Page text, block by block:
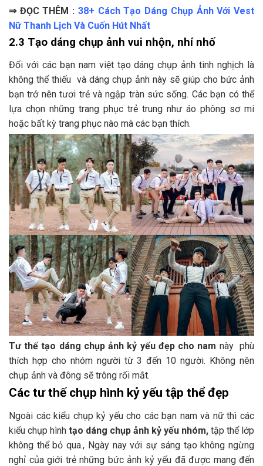
⇒ ĐỌC THÊM : 38+ Cách Tạo Dáng Chụp Ảnh Với Vest
Nữ Thanh Lịch Và Cuốn Hút Nhất
2.3 Tạo dáng chụp ảnh vui nhộn, nhí nhố
Đối với các bạn nam việt tạo dáng chụp ảnh tinh nghịch là
không thể thiếu và dáng chụp ảnh này sẽ giúp cho bức ảnh
bạn trở nên tươi trẻ và ngập tràn sức sống. Các bạn có thể
lựa chọn những trang phục trẻ trung như áo phông sơ mi
hoặc bất kỳ trang phục nào mà các bạn thích.
Tư thế tạo dáng chụp ảnh kỷ yếu đẹp cho nam này phù
thích hợp cho nhóm người từ 3 đến 10 người. Không nên
chụp ảnh và đông sẽ trông rối mắt.
Các tư thế chụp hình kỷ yếu tập thể đẹp
Ngoài các kiểu chụp kỷ yếu cho các bạn nam và nữ thì các
kiểu chụp hình tạo dáng chụp ảnh kỷ yếu nhóm, tập thể lớp
không thể bỏ qua., Ngày nay với sự sáng tạo không ngừng
nghỉ của giới trẻ những bức ảnh kỷ yếu đã được mang đến